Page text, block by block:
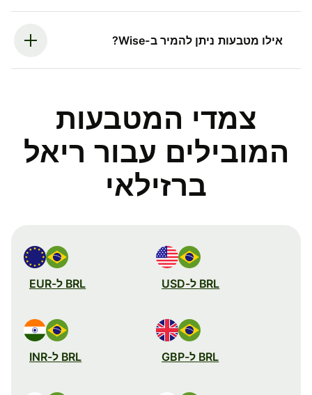
אילו מטבעות ניתן להמיר ב-Wise?
צמדי המטבעות
המובילים עבור ריאל
ברזילאי
BRL ל-USD BRL ל-EUR
BRL ל-GBP BRL ל-INR